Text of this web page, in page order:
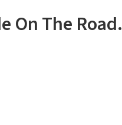
On The Road.